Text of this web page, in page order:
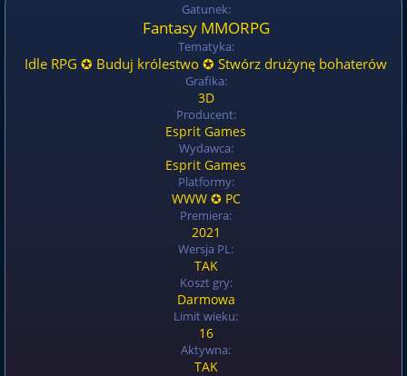
Gatunek:
Fantasy MMORPG
Tematyka:
Idle RPG ✪ Buduj królestwo ✪ Stwórz drużynę bohaterów
Grafika:
3D
Producent:
Esprit Games
Wydawca:
Esprit Games
Platformy:
WWW ✪ PC
Premiera:
2021
Wersja PL:
TAK
Koszt gry:
Darmowa
Limit wieku:
16
Aktywna:
TAK